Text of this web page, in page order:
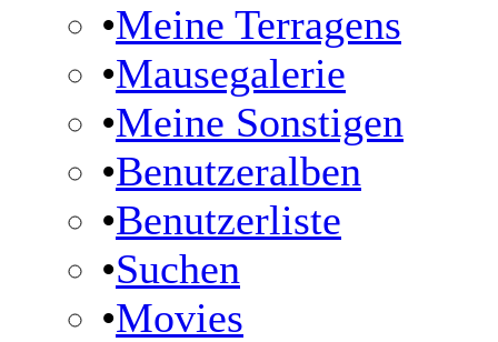
•Meine Terragens
•Mausegalerie
•Meine Sonstigen
•Benutzeralben
•Benutzerliste
•Suchen
•Movies